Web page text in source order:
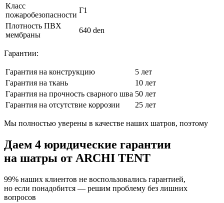
Класс
пожаробезопасности
Г1
Плотность ПВХ
мембраны
640 den
Гарантии:
Гарантия на конструкцию
5 лет
Гарантия на ткань
10 лет
Гарантия на прочность сварного шва 50 лет
Гарантия на отсутствие коррозии
25 лет
Мы полностью уверены в качестве наших шатров, поэтому
Даем 4 юридические гарантии
на шатры от ARCHI TENT
99% наших клиентов не воспользовались гарантией,
но если понадобится — решим проблему без лишних
вопросов